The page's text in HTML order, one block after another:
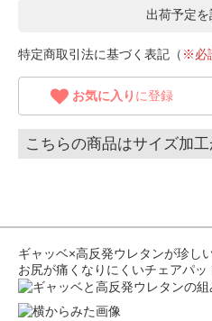
出荷予定を
特定商取引法に基づく表記（ ※必
お気に入り に登録
こちらの商品はサイズ加工
ギャッベ×高反発ウレタンが珍し
お尻が痛くなりにくいチェアパッ